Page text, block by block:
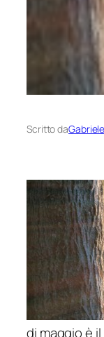
Scritto da
di maggio è